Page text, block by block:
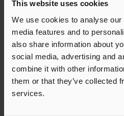
This website uses cookies
We use cookies to analyse
media features and to
also share information about
social media, advertising and
combine it with other
them or that they’ve collected
services.
Rask og sikker